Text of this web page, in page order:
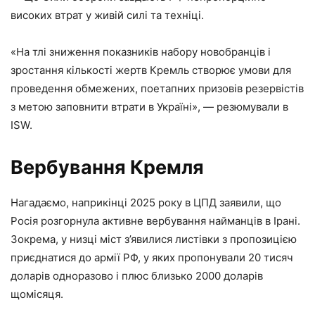
високих втрат у живій силі та техніці.
«На тлі зниження показників набору новобранців і
зростання кількості жертв Кремль створює умови для
проведення обмежених, поетапних призовів резервістів
з метою заповнити втрати в Україні», — резюмували в
ISW.
Вербування Кремля
Нагадаємо, наприкінці 2025 року в ЦПД заявили, що
Росія розгорнула активне вербування найманців в Ірані.
Зокрема, у низці міст з’явилися листівки з пропозицією
приєднатися до армії РФ, у яких пропонували 20 тисяч
доларів одноразово і плюс близько 2000 доларів
щомісяця.